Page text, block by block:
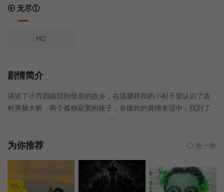
无尽①
HD
剧情简介
讲述了小乔因病回到母亲的故乡，在温馨祥和的小村子里认识了农
村男孩大桥，两个孤独寂寞的孩子，在彼此的真情友谊中，找到了
彼此情感的避风港，共同在一个美好夏天里，寻找奇迹的故事。
为你推荐 换一换